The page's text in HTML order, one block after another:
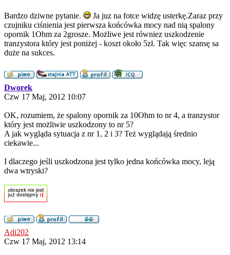
Bardzo dziwne pytanie.
Ja juz na fotce widzę usterkę.Zaraz przy
czujniku ciśnienia jest pierwsza końcówka mocy nad nią spalony
opornik 1Ohm za 2grosze. Możliwe jest równiez uszkodzenie
tranzystora który jest poniżej - koszt około 5zł. Tak więc szansę sa
duże na sukces.
Dworek
Czw 17 Maj, 2012 10:07
OK, rozumiem, że spalony opornik za 10Ohm to nr 4, a tranzystor
który jest możliwie uszkodzony to nr 5?
A jak wygląda sytuacja z nr 1, 2 i 3? Też wyglądają średnio
ciekawie...
I dlaczego jeśli uszkodzona jest tylko jedna końcówka mocy, leją
dwa wtryski?
Adi202
Czw 17 Maj, 2012 13:14